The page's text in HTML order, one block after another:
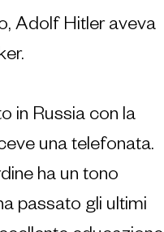
dell'Est
Adolf Hitler aveva
in Russia con la
una telefonata.
ha un tono
passato gli ultimi